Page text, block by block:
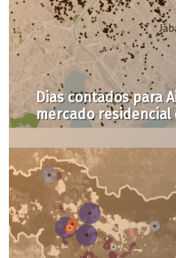
Dias contados para
mercado residencial